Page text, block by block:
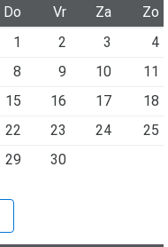
Do Vr Za
Zo
1 2 3
4
8 9 10
11
15 16 17
18
22 23 24
25
29 30